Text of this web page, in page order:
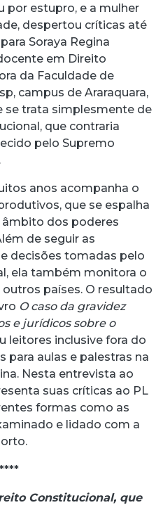
por estupro, e a mulher
despertou críticas até
Soraya Regina
em Direito
da Faculdade de
campus de Araraquara,
se trata simplesmente de
que contraria
pelo Supremo
anos acompanha o
que se espalha
âmbito dos poderes
de seguir as
decisões tomadas pelo
ela também monitora o
países. O resultado
O caso da gravidez
e jurídicos sobre o
leitores inclusive fora do
para aulas e palestras na
Nesta entrevista ao
suas críticas ao PL
formas como as
e lidado com a
Constitucional, que